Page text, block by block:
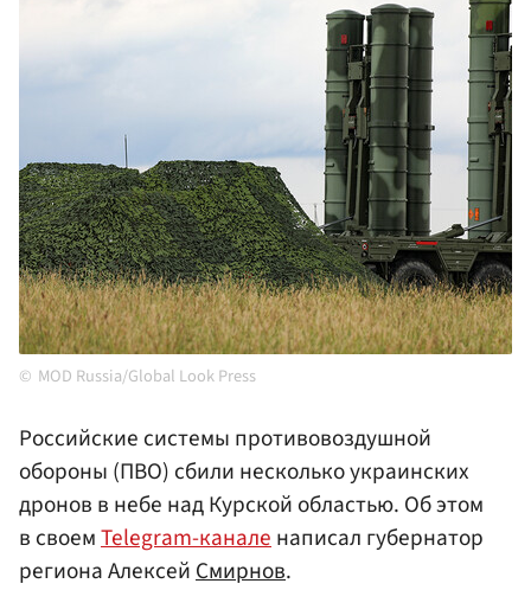
MOD Russia/Global Look Press
Российские системы противовоздушной
обороны (ПВО) сбили несколько украинских
дронов в небе над Курской областью. Об этом
в своемTelegram-каналенаписал губернатор
региона АлексейСмирнов.